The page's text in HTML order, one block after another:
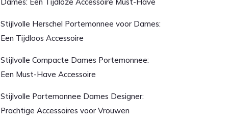
Stijlvolle Herschel Portemonnee voor Dames:
Een Tijdloos Accessoire
Stijlvolle Compacte Dames Portemonnee:
Een Must-Have Accessoire
Stijlvolle Portemonnee Dames Designer:
Prachtige Accessoires voor Vrouwen